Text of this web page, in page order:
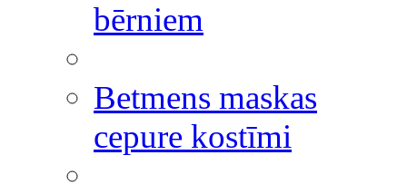
bērniem
Betmens maskas
cepure kostīmi